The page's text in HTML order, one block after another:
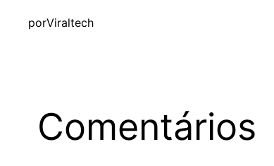
porViraltech
Comentários